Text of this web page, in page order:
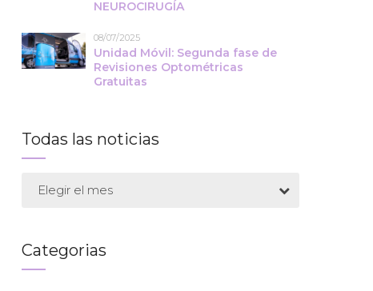
NEUROCIRUGÍA
08/07/2025
Unidad Móvil: Segunda fase de
Revisiones Optométricas
Gratuitas
Todas las noticias
Elegir el mes
Categorias